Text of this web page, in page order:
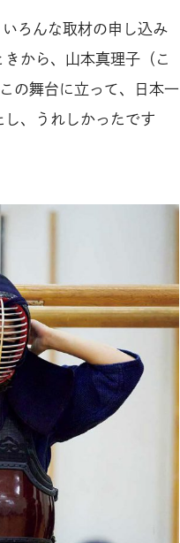
ろんな取材の申し込み
から、山本真理子（こ
の舞台に立って、日本一
、うれしかったです